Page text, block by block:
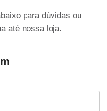
para dúvidas ou
até nossa loja.